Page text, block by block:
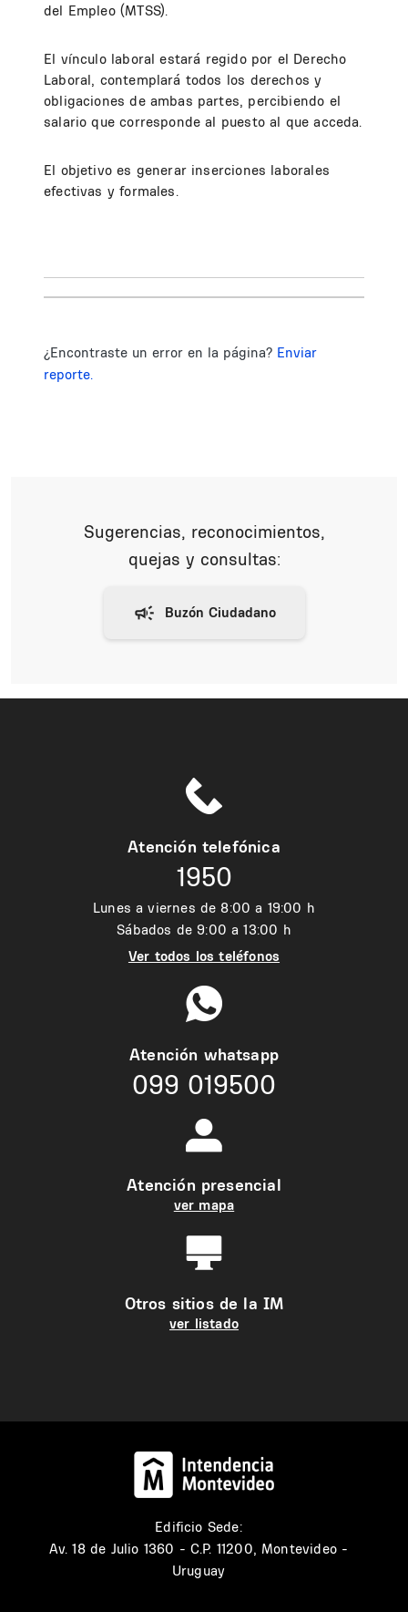
del Empleo (MTSS).
El vínculo laboral estará regido por el Derecho
Laboral, contemplará todos los derechos y
obligaciones de ambas partes, percibiendo el
salario que corresponde al puesto al que acceda.
El objetivo es generar inserciones laborales
efectivas y formales.
¿Encontraste un error en la página? Enviar
reporte.
Sugerencias, reconocimientos,
quejas y consultas:
Atención telefónica
1950
Lunes a viernes de 8:00 a 19:00 h
Sábados de 9:00 a 13:00 h
Ver todos los teléfonos
Atención whatsapp
099 019500
Atención presencial
ver mapa
Otros sitios de la IM
ver listado
Edificio Sede:
Av. 18 de Julio 1360 - C.P. 11200, Montevideo -
Uruguay